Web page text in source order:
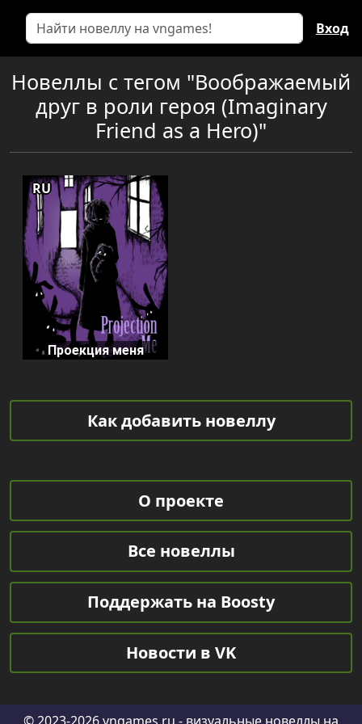
Вход
Новеллы с тегом "Воображаемый
друг в роли героя (Imaginary
Friend as a Hero)"
Проекция меня
RU
Как добавить новеллу
О проекте
Все новеллы
Поддержать на Boosty
Новости в VK